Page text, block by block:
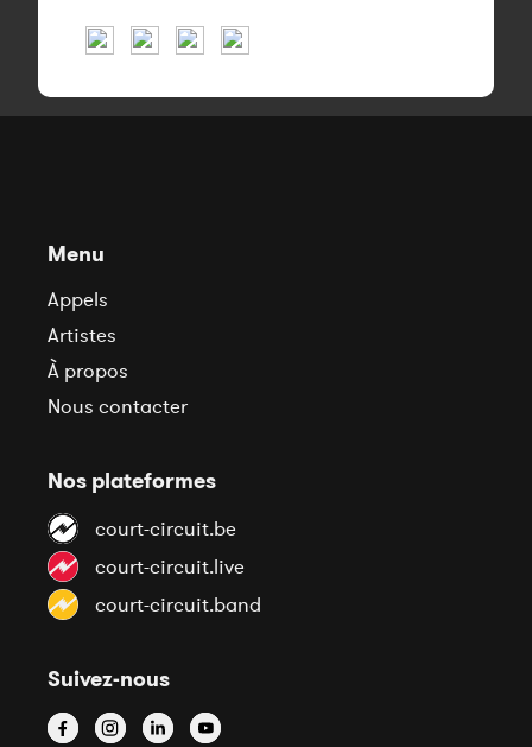
Menu
Appels
Artistes
À propos
Nous contacter
Nos plateformes
court-circuit.be
court-circuit.live
court-circuit.band
Suivez-nous